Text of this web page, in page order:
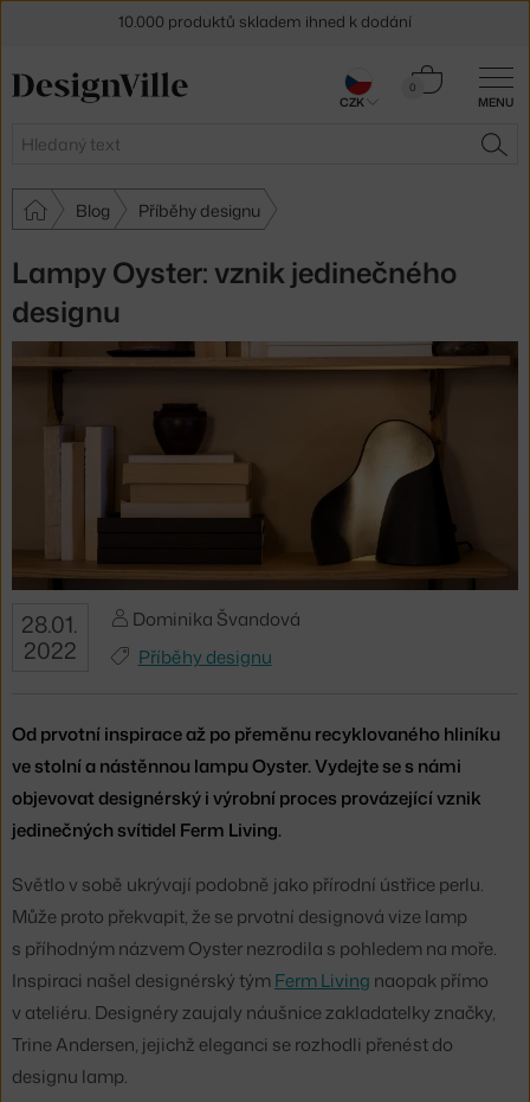
MENU
Hledat
0
Košík
Blog Příběhy designu
Lampy Oyster: vznik jedinečného
designu
28.01.
2022
Dominika Švandová
Příběhy designu
Od prvotní inspirace až po přeměnu recyklovaného hliníku
ve stolní a nástěnnou lampu Oyster. Vydejte se s námi
objevovat designérský i výrobní proces provázející vznik
jedinečných svítidel Ferm Living.
Světlo v sobě ukrývají podobně jako přírodní ústřice perlu.
Může proto překvapit, že se prvotní designová vize lamp
s příhodným názvem Oyster nezrodila s pohledem na moře.
Inspiraci našel designérský týmFerm Living naopak přímo
v ateliéru. Designéry zaujaly náušnice zakladatelky značky,
Trine Andersen, jejichž eleganci se rozhodli přenést do
designu lamp.
Sleva 5 % pro odběratelenewsletteru
30 dní na vrácení zboží
CZK